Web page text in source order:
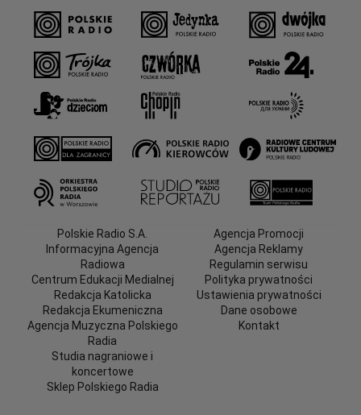
Polskie Radio S.A.
Informacyjna Agencja
Radiowa
Centrum Edukacji Medialnej
Redakcja Katolicka
Redakcja Ekumeniczna
Agencja Muzyczna Polskiego
Radia
Studia nagraniowe i
koncertowe
Sklep Polskiego Radia
Agencja Promocji
Agencja Reklamy
Regulamin serwisu
Polityka prywatności
Ustawienia prywatności
Dane osobowe
Kontakt